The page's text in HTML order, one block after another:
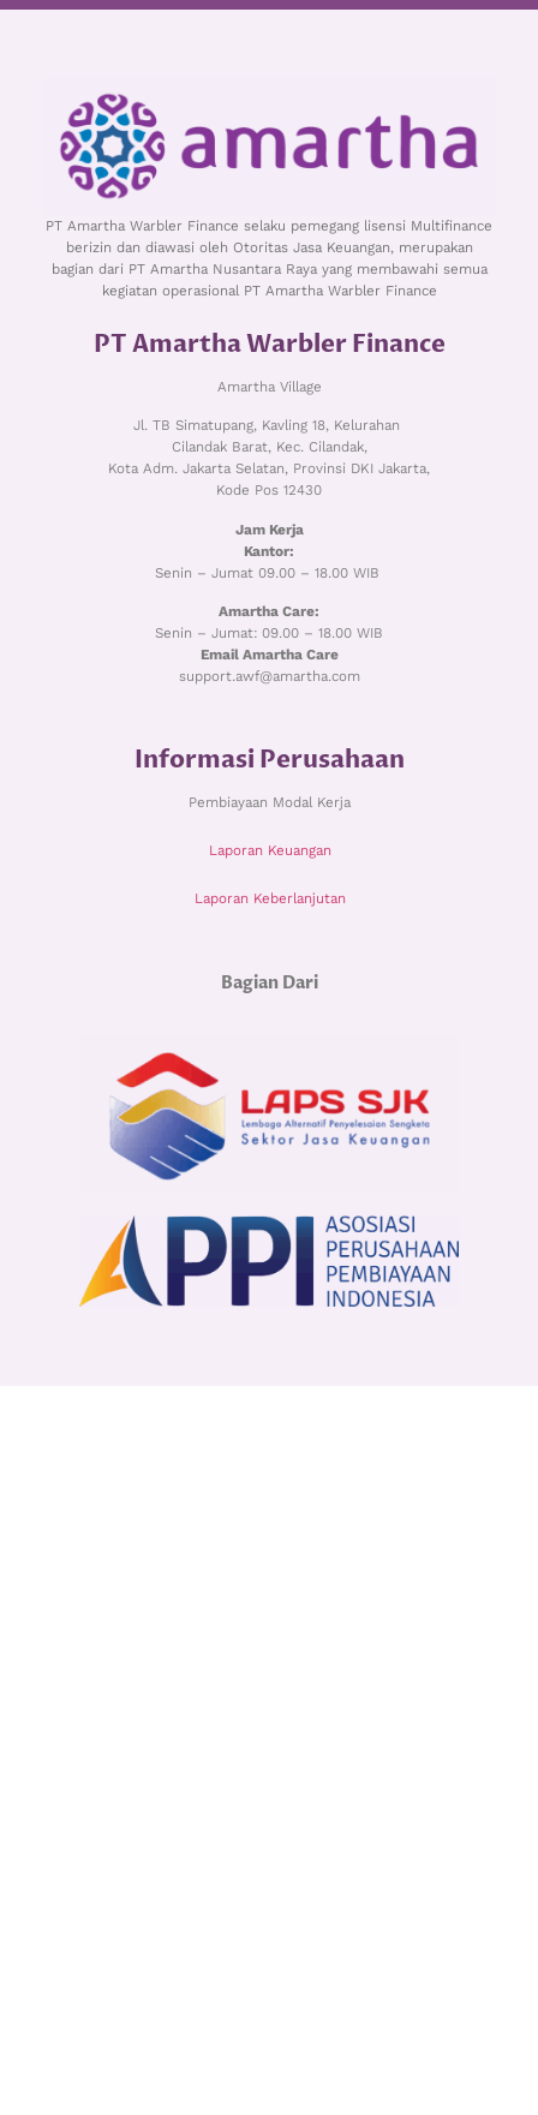
PT Amartha Warbler Finance selaku pemegang lisensi Multifinance
berizin dan diawasi oleh Otoritas Jasa Keuangan, merupakan
bagian dari PT Amartha Nusantara Raya yang membawahi semua
kegiatan operasional PT Amartha Warbler Finance
PT Amartha Warbler Finance
Amartha Village
Jl. TB Simatupang, Kavling 18, Kelurahan
Cilandak Barat, Kec. Cilandak,
Kota Adm. Jakarta Selatan, Provinsi DKI Jakarta,
Kode Pos 12430
Jam Kerja
Kantor:
Senin – Jumat 09.00 – 18.00 WIB
Amartha Care:
Senin – Jumat: 09.00 – 18.00 WIB
Email Amartha Care
support.awf@amartha.com
Informasi Perusahaan
Pembiayaan Modal Kerja
Laporan Keuangan
Laporan Keberlanjutan
Bagian Dari